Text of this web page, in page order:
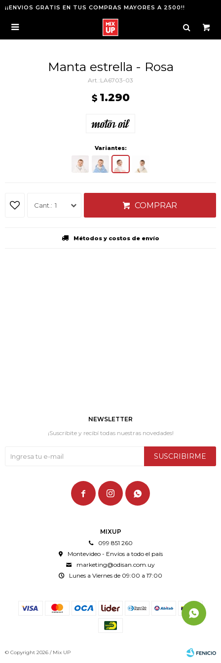
¡¡ENVIOS GRATIS EN TUS COMPRAS MAYORES A 2500!!

Manta estrella - Rosa
LA6703-03
$ 1.290
Variantes:
1 COMPRAR
Métodos y costos de envío
MIXUP
099 851 260
Montevideo - Envíos a todo el país
marketing@odisan.com.uy
Lunes a Viernes de 09:00 a 17:00
NEWSLETTER
¡Suscribite y recibí todas nuestras novedades!
SUSCRIBIRME
  
© Copyright 2026 / Mix UP